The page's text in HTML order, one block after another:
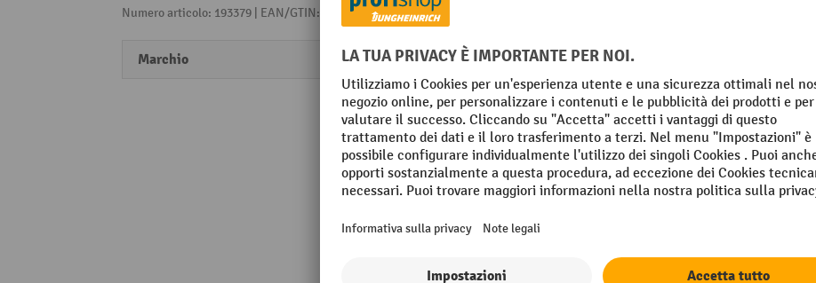
Numero articolo: 193379 | EAN/GTIN: 4260206873068Dalla categoria:
Marchio SPRiNTUS Segmento